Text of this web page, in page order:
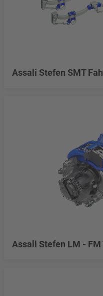
Assali Stefen SMT
Assali Stefen LM -